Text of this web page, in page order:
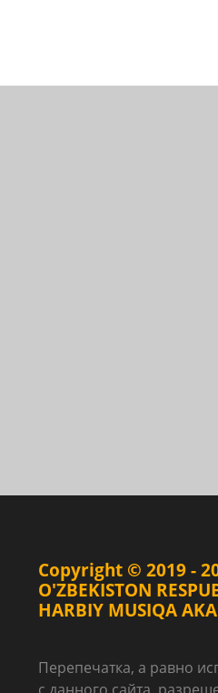
Copyright © 2019 -
O'ZBEKISTON
HARBIY MUSIQA
Перепечатка, а равно
с данного сайта,